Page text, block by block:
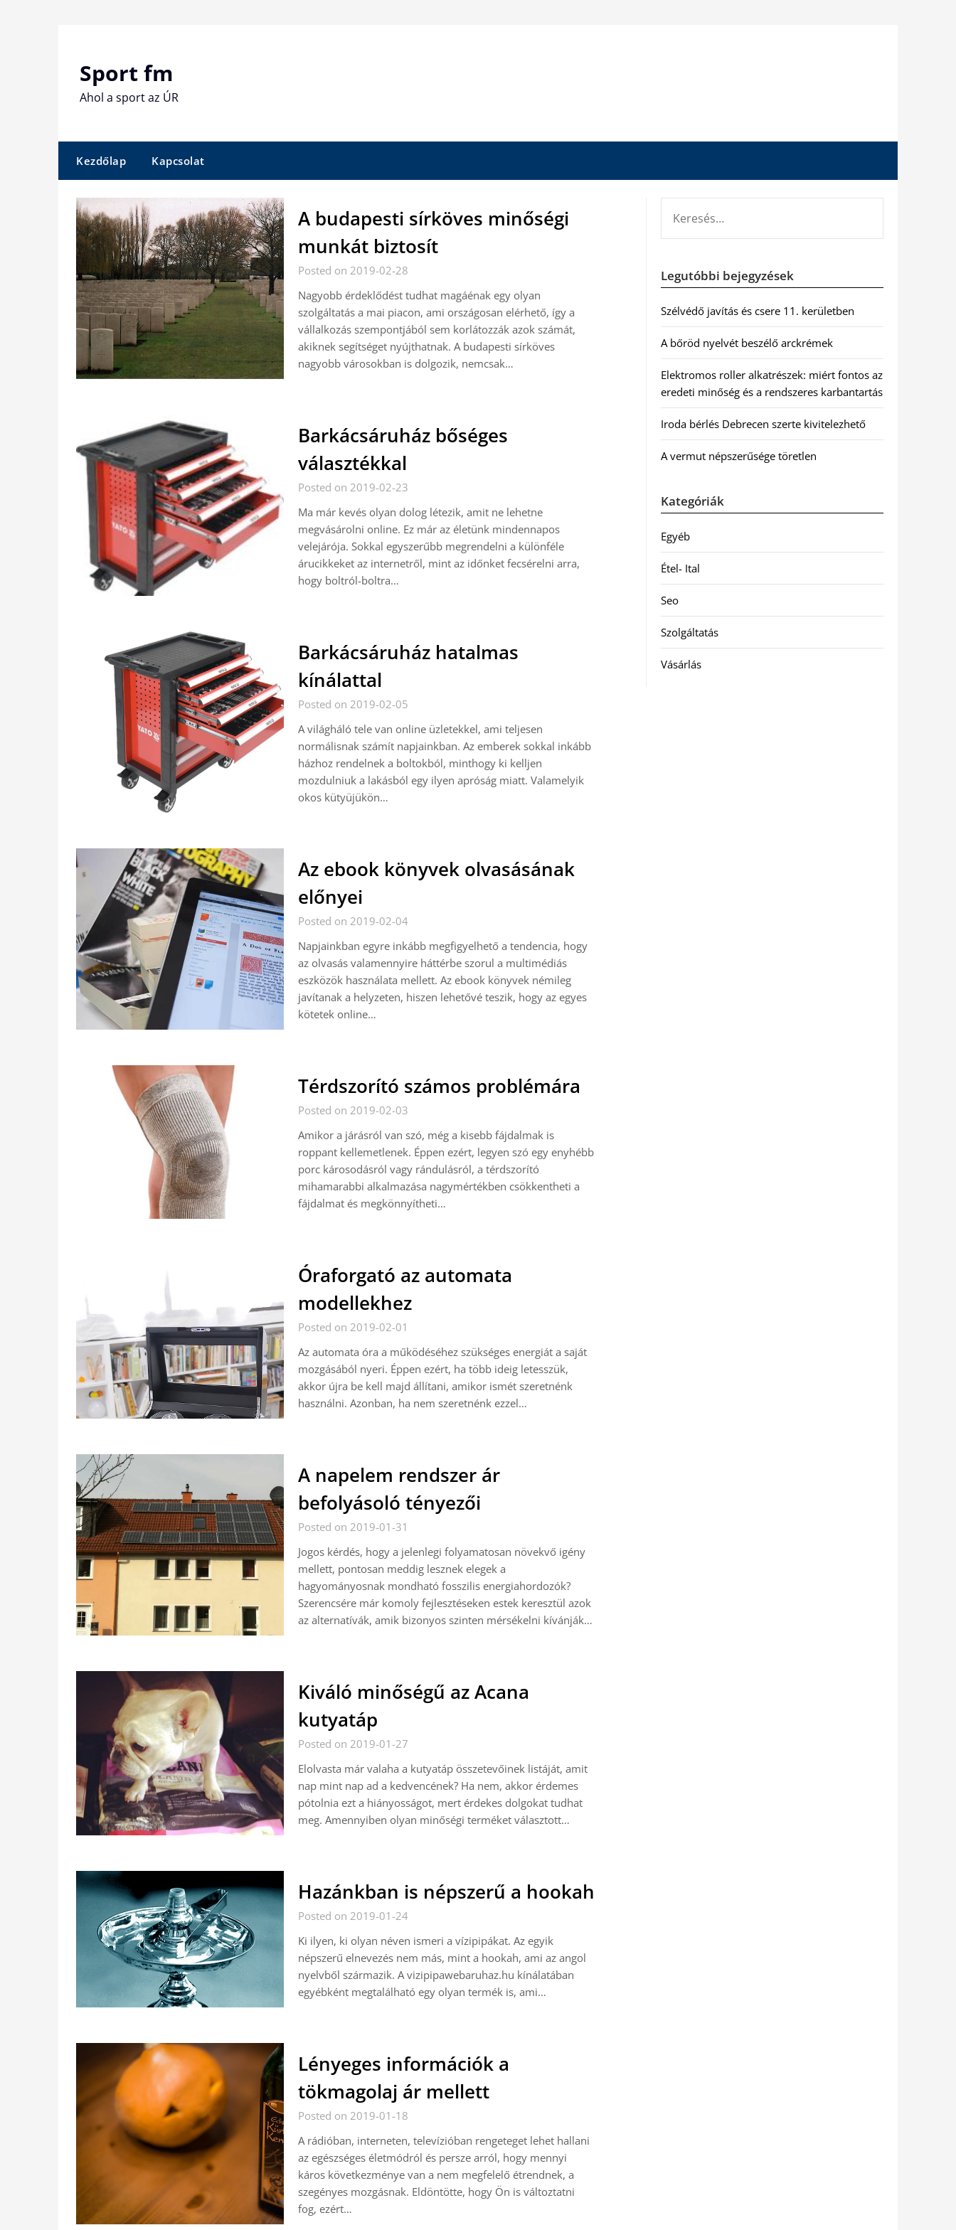
Sport fm
Ahol a sport az ÚR
Kezdőlap Kapcsolat
A budapesti sírköves minőségi
munkát biztosít
Posted on 2019-02-28
Nagyobb érdeklődést tudhat magáénak egy olyan
szolgáltatás a mai piacon, ami országosan elérhető, így a
vállalkozás szempontjából sem korlátozzák azok számát,
akiknek segítséget nyújthatnak. A budapesti sírköves
nagyobb városokban is dolgozik, nemcsak…
Barkácsáruház bőséges
választékkal
Posted on 2019-02-23
Ma már kevés olyan dolog létezik, amit ne lehetne
megvásárolni online. Ez már az életünk mindennapos
velejárója. Sokkal egyszerűbb megrendelni a különféle
árucikkeket az internetről, mint az időnket fecsérelni arra,
hogy boltról-boltra…
Barkácsáruház hatalmas
kínálattal
Posted on 2019-02-05
A világháló tele van online üzletekkel, ami teljesen
normálisnak számít napjainkban. Az emberek sokkal inkább
házhoz rendelnek a boltokból, minthogy ki kelljen
mozdulniuk a lakásból egy ilyen apróság miatt. Valamelyik
okos kütyüjükön…
Az ebook könyvek olvasásának
előnyei
Posted on 2019-02-04
Napjainkban egyre inkább megfigyelhető a tendencia, hogy
az olvasás valamennyire háttérbe szorul a multimédiás
eszközök használata mellett. Az ebook könyvek némileg
javítanak a helyzeten, hiszen lehetővé teszik, hogy az egyes
kötetek online…
Térdszorító számos problémára
Posted on 2019-02-03
Amikor a járásról van szó, még a kisebb fájdalmak is
roppant kellemetlenek. Éppen ezért, legyen szó egy enyhébb
porc károsodásról vagy rándulásról, a térdszorító
mihamarabbi alkalmazása nagymértékben csökkentheti a
fájdalmat és megkönnyítheti…
Óraforgató az automata
modellekhez
Posted on 2019-02-01
Az automata óra a működéséhez szükséges energiát a saját
mozgásából nyeri. Éppen ezért, ha több ideig letesszük,
akkor újra be kell majd állítani, amikor ismét szeretnénk
használni. Azonban, ha nem szeretnénk ezzel…
A napelem rendszer ár
befolyásoló tényezői
Posted on 2019-01-31
Jogos kérdés, hogy a jelenlegi folyamatosan növekvő igény
mellett, pontosan meddig lesznek elegek a
hagyományosnak mondható fosszilis energiahordozók?
Szerencsére már komoly fejlesztéseken estek keresztül azok
az alternatívák, amik bizonyos szinten mérsékelni kívánják…
Kiváló minőségű az Acana
kutyatáp
Posted on 2019-01-27
Elolvasta már valaha a kutyatáp összetevőinek listáját, amit
nap mint nap ad a kedvencének? Ha nem, akkor érdemes
pótolnia ezt a hiányosságot, mert érdekes dolgokat tudhat
meg. Amennyiben olyan minőségi terméket választott…
Hazánkban is népszerű a hookah
Posted on 2019-01-24
Ki ilyen, ki olyan néven ismeri a vízipipákat. Az egyik
népszerű elnevezés nem más, mint a hookah, ami az angol
nyelvből származik. A vizipipawebaruhaz.hu kínálatában
egyébként megtalálható egy olyan termék is, ami…
Lényeges információk a
tökmagolaj ár mellett
Posted on 2019-01-18
A rádióban, interneten, televízióban rengeteget lehet hallani
az egészséges életmódról és persze arról, hogy mennyi
káros következménye van a nem megfelelő étrendnek, a
szegényes mozgásnak. Eldöntötte, hogy Ön is változtatni
fog, ezért…
Legutóbbi bejegyzések
Szélvédő javítás és csere 11. kerületben
A bőröd nyelvét beszélő arckrémek
Elektromos roller alkatrészek: miért fontos az
eredeti minőség és a rendszeres karbantartás
Iroda bérlés Debrecen szerte kivitelezhető
A vermut népszerűsége töretlen
Kategóriák
Egyéb
Étel- Ital
Seo
Szolgáltatás
Vásárlás